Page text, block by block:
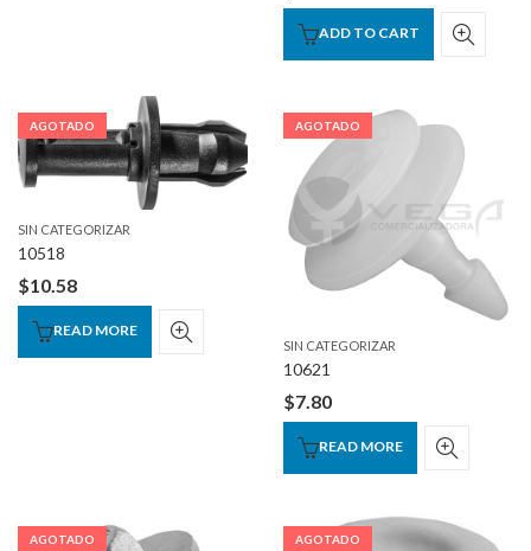
ADD TO CART
AGOTADO
SIN CATEGORIZAR
10518
$10.58
READ MORE
AGOTADO
SIN CATEGORIZAR
10621
$7.80
READ MORE
AGOTADO AGOTADO